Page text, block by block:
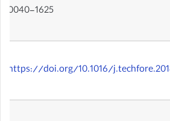
0040-1625
https://doi.org/10.1016/